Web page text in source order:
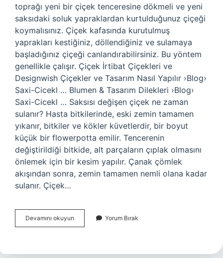
toprağı yeni bir çiçek tenceresine dökmeli ve yeni
saksıdaki soluk yapraklardan kurtulduğunuz çiçeği
koymalısınız. Çiçek kafasında kurutulmuş
yaprakları kestiğiniz, döllendiğiniz ve sulamaya
başladığınız çiçeği canlandırabilirsiniz. Bu yöntem
genellikle çalışır. Çiçek İrtibat Çiçekleri ve
Designwish Çiçekler ve Tasarım Nasıl Yapılır ›Blog›
Saxi-Cicekl … Blumen & Tasarım Dilekleri ›Blog›
Saxi-Cicekl … Saksısı değişen çiçek ne zaman
sulanır? Hasta bitkilerinde, eski zemin tamamen
yıkanır, bitkiler ve kökler küvetlerdir, bir boyut
küçük bir flowerpotta emilir. Tencerenin
değiştirildiği bitkide, alt parçaların çıplak olmasını
önlemek için bir kesim yapılır. Çanak çömlek
akışından sonra, zemin tamamen nemli olana kadar
sulanır. Çiçek…
Devamını okuyun
Değişen
Solar
Yorum Bırak